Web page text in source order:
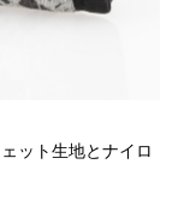
ット生地とナイロ